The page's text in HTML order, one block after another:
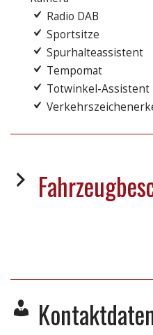
Radio DAB
Sportsitze
Spurhalteassistent
Tempomat
Totwinkel-Assistent